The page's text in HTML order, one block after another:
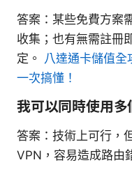
答案：某些免費方案
收集；也有無需註冊
定。 八達通卡儲值全
一次搞懂！
我可以同時使用多
答案：技術上可行，
VPN，容易造成路由